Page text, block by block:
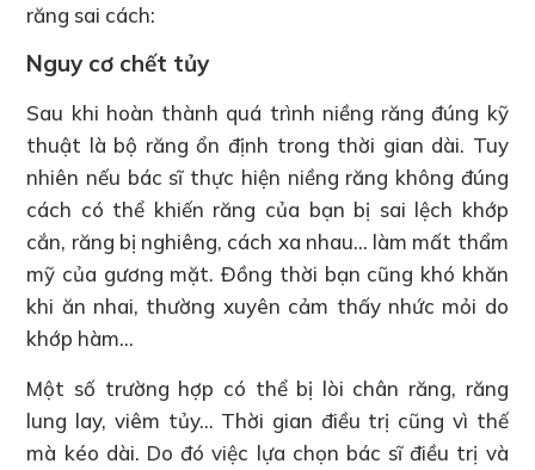
răng sai cách:
Nguy cơ chết tủy
Sau khi hoàn thành quá trình niềng răng đúng kỹ
thuật là bộ răng ổn định trong thời gian dài. Tuy
nhiên nếu bác sĩ thực hiện niềng răng không đúng
cách có thể khiến răng của bạn bị sai lệch khớp
cắn, răng bị nghiêng, cách xa nhau… làm mất thẩm
mỹ của gương mặt. Đồng thời bạn cũng khó khăn
khi ăn nhai, thường xuyên cảm thấy nhức mỏi do
khớp hàm…
Một số trường hợp có thể bị lòi chân răng, răng
lung lay, viêm tủy… Thời gian điều trị cũng vì thế
mà kéo dài. Do đó việc lựa chọn bác sĩ điều trị và